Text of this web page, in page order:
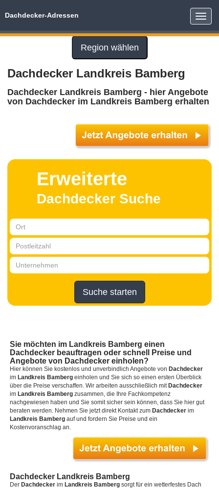
Toggle
Dachdecker-Adressen
Region wählen
Dachdecker Landkreis Bamberg
Dachdecker Landkreis Bamberg - hier Angebote
von Dachdecker im Landkreis Bamberg erhalten
Erweiterte
Dachdecker Suche
Suche starten
Sie möchten im Landkreis Bamberg einen
Dachdecker beauftragen oder schnell Preise und
Angebote von Dachdecker einholen?
Hier können Sie kostenlos und unverbindlich Angebote von Dachdecker
im Landkreis Bamberg einholen und Sie sich so einen ersten Überblick
über die Preise verschaffen. Wir arbeiten ausschließlich mit Dachdecker
im Landkreis Bamberg zusammen, die Ihre Fachkompetenz
nachgewiesen haben und Sie somit sicher sein können, dass Sie hier gut
beraten werden. Nehmen Sie jetzt direkt Kontakt zum Dachdecker im
Landkreis Bamberg auf und fordern Sie Preise und ein
Kostenvoranschlag an.
Dachdecker Landkreis Bamberg
Der Dachdecker im Landkreis Bamberg sorgt für ein wetterfestes Dach